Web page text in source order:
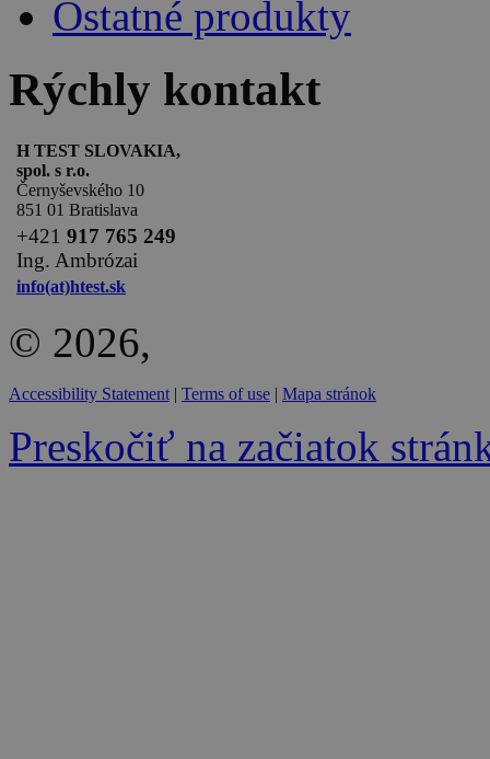
Ostatné produkty
Rýchly kontakt
H TEST SLOVAKIA,
spol. s r.o.
Černyševského 10
851 01 Bratislava
+421 917 765 249
Ing. Ambrózai
info(at)htest.sk
© 2026,
Accessibility Statement | Terms of use | Mapa stránok
Preskočiť na začiatok